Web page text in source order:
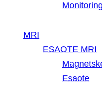
Monitoring
MRI
ESAOTE MRI
Esaote